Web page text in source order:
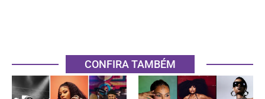
CONFIRA TAMBÉM